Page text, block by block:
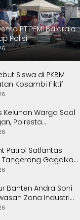
PT PEMI Balaraja
Polisi
Siswa di PKBM
Kosambi Fiktif
Keluhan Warga Soal
Polresta
Salurkan Bantuan
Patrol Satlantas
Tangerang Gagalkan
Dua Pria
Banten Andra Soni
Zona Industri